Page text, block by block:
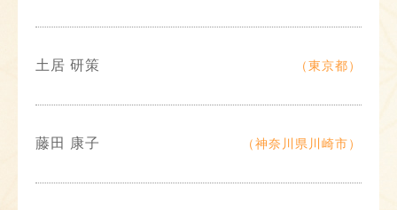
土居 研策 （東京都）
藤田 康子 （神奈川県川崎市）